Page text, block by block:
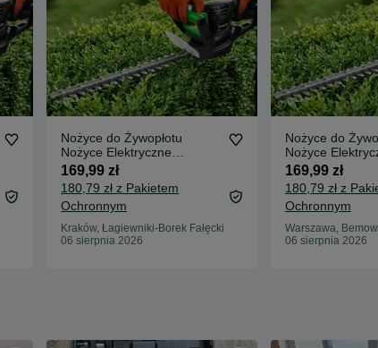
Nożyce do Żywopłotu
Nożyce Elektryczne
Przycinarka 1500W do
Ogrodu
169,99 zł
180,79 zł z Pakietem
Ochronnym
Kraków, Łagiewniki-Borek Fałęcki
06 sierpnia 2026
Nożyce do
Nożyce
Przycinarka
Ogrodu
169,99 zł
180,79 zł z
Ochronnym
Warszawa,
06 sierpnia 2026